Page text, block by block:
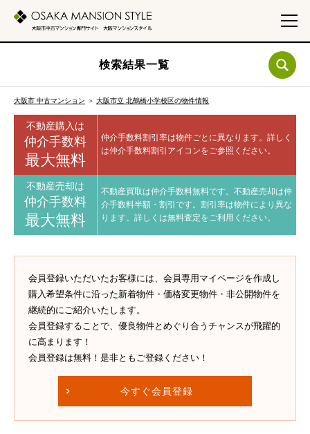
検索結果一覧
大阪市 中古マンション ＞ 大阪市立 北鶴橋小学校区の物件情報
不動産購入は
仲介手数料
最大無料
仲介手数料割引率は物件ごとに異なります。 詳しく
は仲介手数料割引アイコンをご参照ください。
不動産売却は
仲介手数料
最大無料
不動産買取は仲介手数料無料です。 不動産売却は仲
介手数料半額・割引です。 割引率は物件により異な
ります。 詳しくは無料査定をご利用ください。
会員登録いただいたお客様には、会員専用マイページを作成し
購入希望条件に沿った新着物件・価格変更物件・非公開物件を
継続的にご紹介いたします。
会員登録することで、優良物件とめぐり合うチャンスが飛躍的
に高まります！
会員登録は無料！是非ともご登録ください！
今すぐ会員登録